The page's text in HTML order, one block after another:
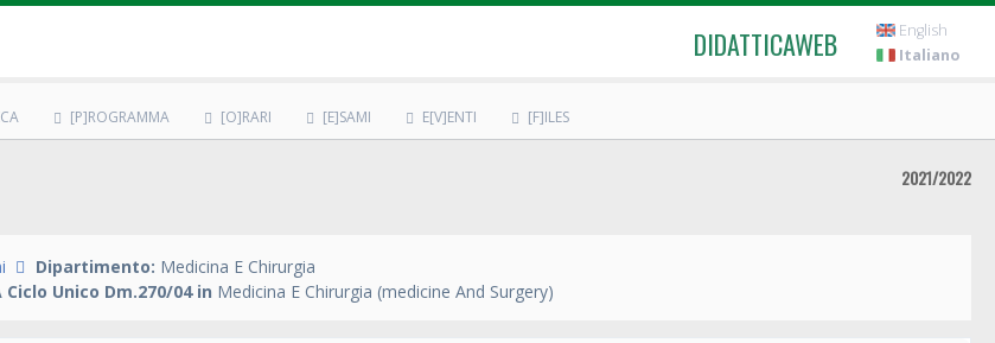
DIDATTICAWEB
English
Italiano
[P]ROGRAMMA [O]RARI [E]SAMI E[V]ENTI [F]ILES
2021/2022
Dipartimento: Medicina E Chirurgia
Unico Dm.270/04 in Medicina E Chirurgia (medicine And Surgery)